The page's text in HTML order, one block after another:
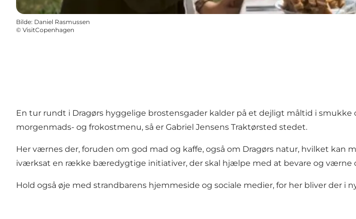
Bilde: Daniel Rasmussen
© VisitCopenhagen
En tur rundt i Dragørs hyggelige brostensgader kalder på et dejligt måltid i
morgenmads- og frokostmenu, så er Gabriel Jensens Traktørsted stedet.
Her værnes der, foruden om god mad og kaffe, også om Dragørs natur, hvilket
iværksat en række bæredygtige initiativer, der skal hjælpe med at bevare og værne
Hold også øje med strandbarens hjemmeside og sociale medier, for her bliver der